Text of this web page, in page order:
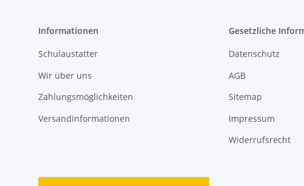
Informationen
Schulaustatter
Wir über uns
Zahlungsmöglichkeiten
Versandinformationen
Gesetzliche
Datenschutz
AGB
Sitemap
Impressum
Widerrufsrecht